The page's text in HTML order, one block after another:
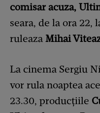
comisar acuza,
seara, de la ora 22,
ruleaza Mihai
La cinema Sergiu
vor rula noaptea
23.30, producţiile